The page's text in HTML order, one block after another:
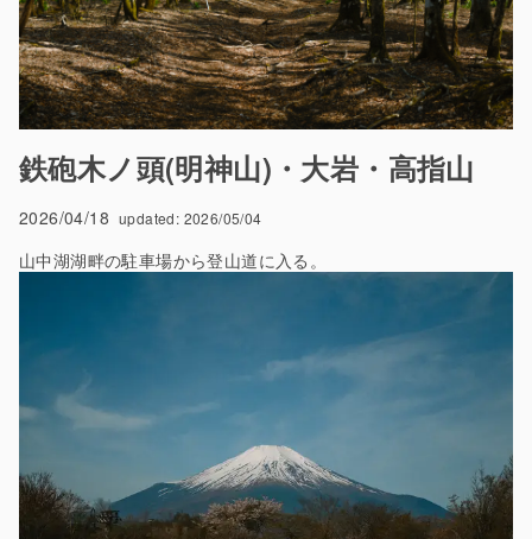
鉄砲木ノ頭(明神山)・大岩・高指山
2026/04/18 updated: 2026/05/04
山中湖湖畔の駐車場から登山道に入る。